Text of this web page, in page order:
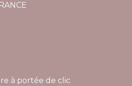
à portée de clic